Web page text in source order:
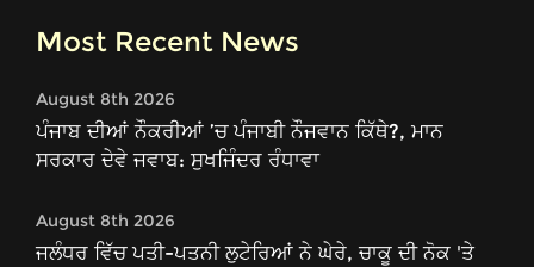
Most Recent News
August 8th 2026
ਪੰਜਾਬ ਦੀਆਂ ਨੌਕਰੀਆਂ ’ਚ ਪੰਜਾਬੀ ਨੌਜਵਾਨ ਕਿੱਥੇ?, ਮਾਨ
ਸਰਕਾਰ ਦੇਵੇ ਜਵਾਬ: ਸੁਖਜਿੰਦਰ ਰੰਧਾਵਾ
August 8th 2026
ਜਲੰਧਰ ਵਿੱਚ ਪਤੀ-ਪਤਨੀ ਲੁਟੇਰਿਆਂ ਨੇ ਘੇਰੇ, ਚਾਕੂ ਦੀ ਨੋਕ 'ਤੇ